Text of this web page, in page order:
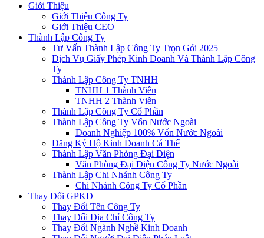
Giới Thiệu
Giới Thiệu Công Ty
Giới Thiệu CEO
Thành Lập Công Ty
Tư Vấn Thành Lập Công Ty Trọn Gói 2025
Dịch Vụ Giấy Phép Kinh Doanh Và Thành Lập Công
Ty
Thành Lập Công Ty TNHH
TNHH 1 Thành Viên
TNHH 2 Thành Viên
Thành Lập Công Ty Cổ Phần
Thành Lập Công Ty Vốn Nước Ngoài
Doanh Nghiệp 100% Vốn Nước Ngoài
Đăng Ký Hộ Kinh Doanh Cá Thể
Thành Lập Văn Phòng Đại Diện
Văn Phòng Đại Diện Công Ty Nước Ngoài
Thành Lập Chi Nhánh Công Ty
Chi Nhánh Công Ty Cổ Phần
Thay Đổi GPKD
Thay Đổi Tên Công Ty
Thay Đổi Địa Chỉ Công Ty
Thay Đổi Ngành Nghề Kinh Doanh